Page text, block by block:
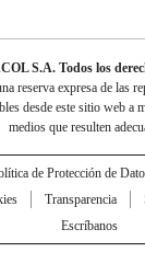
S.A. Todos los
reserva expresa de las
desde este sitio web a
medios que resulten
de Protección de
Transparencia
Escríbanos